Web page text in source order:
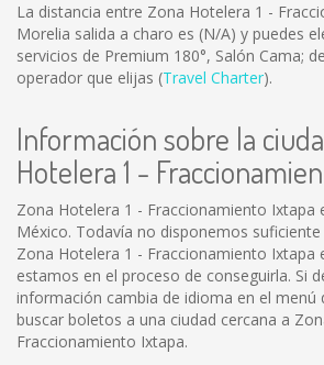
La distancia entre Zona Hotelera 1 -
Morelia salida a charo es (N/A) y puedes
servicios de Premium 180°, Salón Cama;
operador que elijas (Travel Charter).
Información sobre la
Hotelera 1 -
Zona Hotelera 1 - Fraccionamiento Ixtapa
México. Todavía no disponemos
Zona Hotelera 1 - Fraccionamiento Ixtapa
estamos en el proceso de conseguirla. Si
información cambia de idioma en el menú
buscar boletos a una ciudad cercana a
Fraccionamiento Ixtapa.